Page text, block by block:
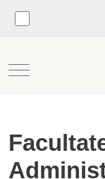
Mobile Menu